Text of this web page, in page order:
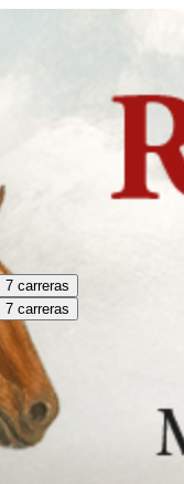
carreras
carreras